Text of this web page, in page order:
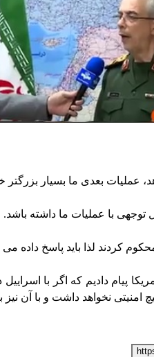
امنیتی نخواهد داشت و با آن